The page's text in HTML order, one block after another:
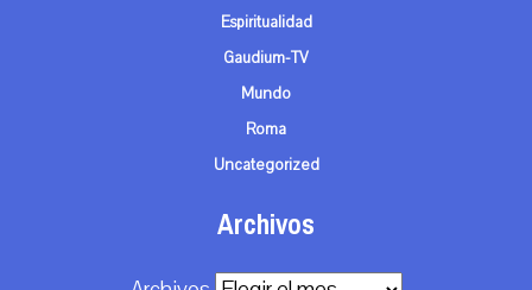
Espiritualidad
Gaudium-TV
Mundo
Roma
Uncategorized
Archivos